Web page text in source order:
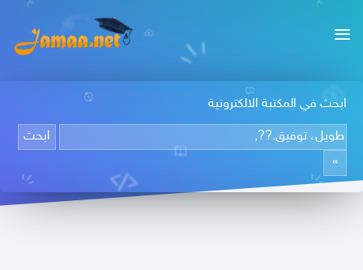
ابحث في المكتبة الالكترونية